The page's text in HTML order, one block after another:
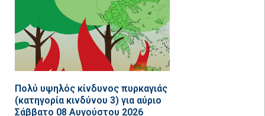
Πολύ υψηλός κίνδυνος πυρκαγιάς
(κατηγορία κινδύνου 3) για αύριο
Σάββατο 08 Αυγούστου 2026